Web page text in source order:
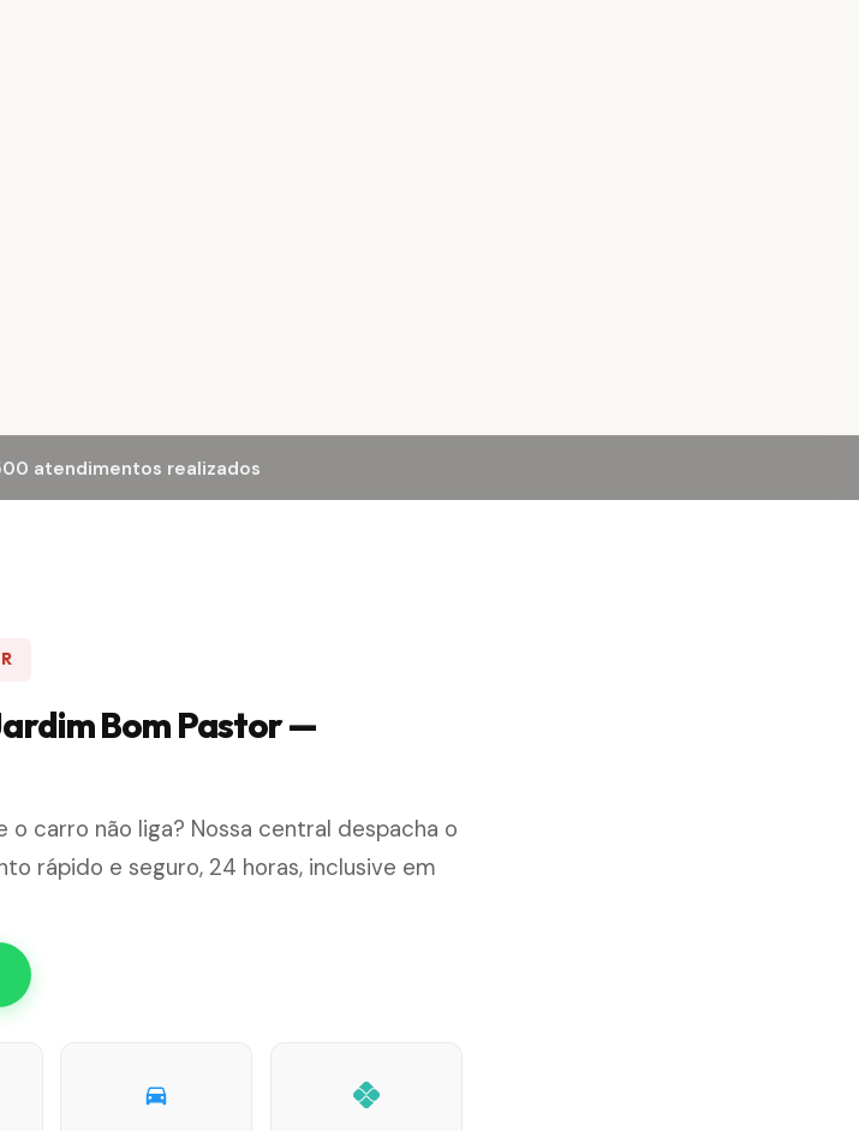
atendimentos realizados
Bom Pastor —
o carro não liga? Nossa central despacha o
rápido e seguro, 24 horas, inclusive em